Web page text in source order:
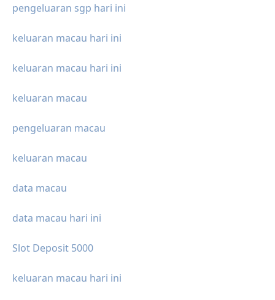
pengeluaran sgp hari ini
keluaran macau hari ini
keluaran macau hari ini
keluaran macau
pengeluaran macau
keluaran macau
data macau
data macau hari ini
Slot Deposit 5000
keluaran macau hari ini